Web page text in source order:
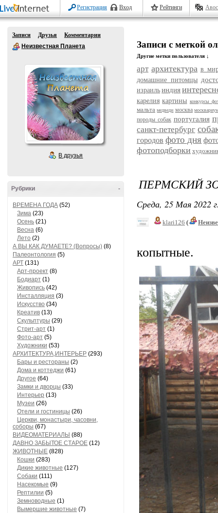
Регистрация Вход Рейтинги
Записи Друзья
Комментарии
Неизвестная Планета
В друзья
-
Рубрики
ВРЕМЕНА ГОДА (52)
Зима (23)
Осень (21)
Весна (6)
Лето (2)
А ВЫ КАК ДУМАЕТЕ? (Вопросы) (8)
Палеонтология (5)
АРТ (131)
Арт-проект (8)
Бодиарт (1)
Живопись (42)
Инсталляция (3)
Искусство (34)
Креатив (13)
Скульптуры (29)
Стрит-арт (1)
Фото-арт (5)
Художники (53)
АРХИТЕКТУРА,ИНТЕРЬЕР (293)
Бары и рестораны (2)
Дома и коттеджи (61)
Другое (64)
Замки и дворцы (33)
Интерьер (13)
Музеи (26)
Отели и гостиницы (26)
Церкви, монастыри, часовни,
соборы (67)
ВИДЕОМАТЕРИАЛЫ (88)
ДАВНО ЗАБЫТОЕ СТАРОЕ (12)
ЖИВОТНЫЕ (828)
Кошки (283)
Дикие животные (127)
Собаки (111)
Насекомые (9)
Рептилии (5)
Земноводные (1)
Вымершие животные (7)
Записи с меткой
Другие метки пользователя ↓
арт архитектура в
домашние питомцы
израиль индия
карелия картины конкурсы
мальта медведи москва
породы собак португалия
санкт-петербург
городов фото дня
фотоподборки
ПЕРМСКИЙ
Среда, 25 Мая 2022
klari126 (
копытные.